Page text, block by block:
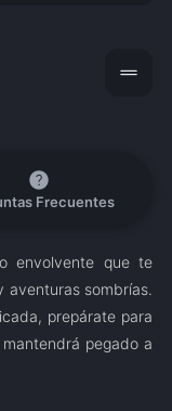
drag_handle
help
Frecuentes
envolvente que te
aventuras sombrías.
prepárate para
pegado a